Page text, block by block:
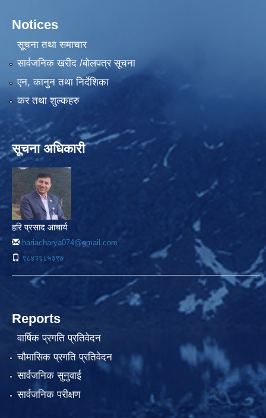
Notices
सूचना तथा समाचार
सार्वजनिक खरीद /बोलपत्र सूचना
एन, कानुन तथा निर्देशिका
कर तथा शुल्कहरु
सूचना अधिकारी
हरि प्रसाद आचार्य
hariacharya074@gmail.com
९८४२६८५३९७
Reports
वार्षिक प्रगति प्रतिवेदन
चौमासिक प्रगति प्रतिवेदन
सार्वजनिक सुनुवाई
सार्वजनिक परीक्षण